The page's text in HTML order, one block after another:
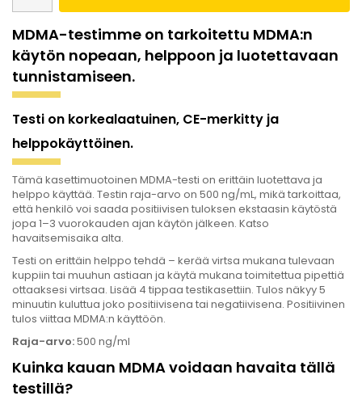
MDMA-testimme on tarkoitettu MDMA:n
käytön nopeaan, helppoon ja luotettavaan
tunnistamiseen.
Testi on korkealaatuinen, CE-merkitty ja
helppokäyttöinen.
Tämä kasettimuotoinen MDMA-testi on erittäin luotettava ja
helppo käyttää. Testin raja-arvo on 500 ng/mL, mikä tarkoittaa,
että henkilö voi saada positiivisen tuloksen ekstaasin käytöstä
jopa 1–3 vuorokauden ajan käytön jälkeen. Katso
havaitsemisaika alta.
Testi on erittäin helppo tehdä – kerää virtsa mukana tulevaan
kuppiin tai muuhun astiaan ja käytä mukana toimitettua pipettiä
ottaaksesi virtsaa. Lisää 4 tippaa testikasettiin. Tulos näkyy 5
minuutin kuluttua joko positiivisena tai negatiivisena. Positiivinen
tulos viittaa MDMA:n käyttöön.
Raja-arvo:500 ng/ml
Kuinka kauan MDMA voidaan havaita tällä
testillä?